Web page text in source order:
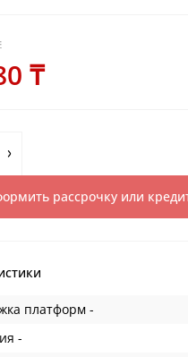
₸
рассрочку или
платформ -
-